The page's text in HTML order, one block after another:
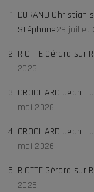
DURAND Christian
Stéphane29 juillet
RIOTTE Gérard sur
2026
CROCHARD Jean-
mai 2026
CROCHARD Jean-
mai 2026
RIOTTE Gérard sur
2026